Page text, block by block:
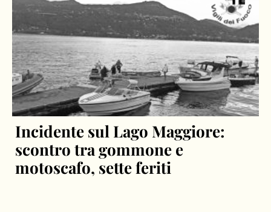
Incidente sul Lago Maggiore:
scontro tra gommone e
motoscafo, sette feriti